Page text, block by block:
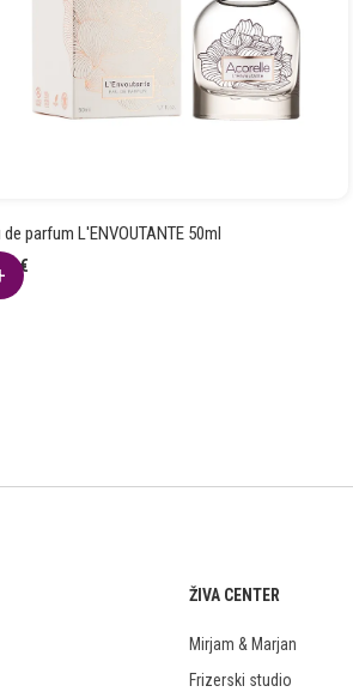
de parfum L'ENVOUTANTE 50ml
€
ŽIVA CENTER
Mirjam & Marjan
Frizerski studio